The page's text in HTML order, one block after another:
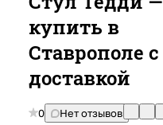
купить в
Ставрополе с
доставкой
0 Нет отзывов